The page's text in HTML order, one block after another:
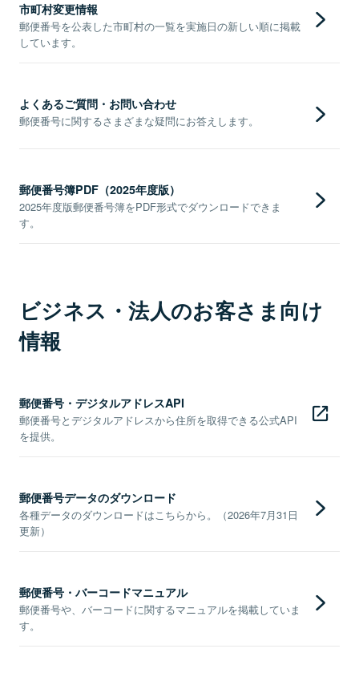
市町村変更情報
郵便番号を公表した市町村の一覧を実施日の新しい順に掲載
しています。
よくあるご質問・お問い合わせ
郵便番号に関するさまざまな疑問にお答えします。
郵便番号簿PDF（2025年度版）
2025年度版郵便番号簿をPDF形式でダウンロードできま
す。
ビジネス・法人のお客さま向け
情報
郵便番号・デジタルアドレスAPI
郵便番号とデジタルアドレスから住所を取得できる公式API
を提供。
郵便番号データのダウンロード
各種データのダウンロードはこちらから。（2026年7月31日
更新）
郵便番号・バーコードマニュアル
郵便番号や、バーコードに関するマニュアルを掲載していま
す。